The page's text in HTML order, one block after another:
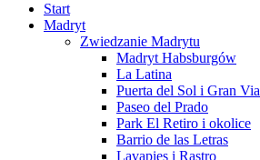
Start
Madryt
Zwiedzanie Madrytu
Madryt Habsburgów
La Latina
Puerta del Sol i Gran Via
Paseo del Prado
Park El Retiro i okolice
Barrio de las Letras
Lavapies i Rastro